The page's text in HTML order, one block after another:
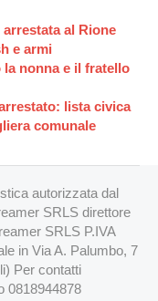
al Rione
e armi
la nonna e il fratello
lista civica
comunale
autorizzata dal
SRLS direttore
SRLS P.IVA
in Via A. Palumbo, 7
Per contatti
0818944878